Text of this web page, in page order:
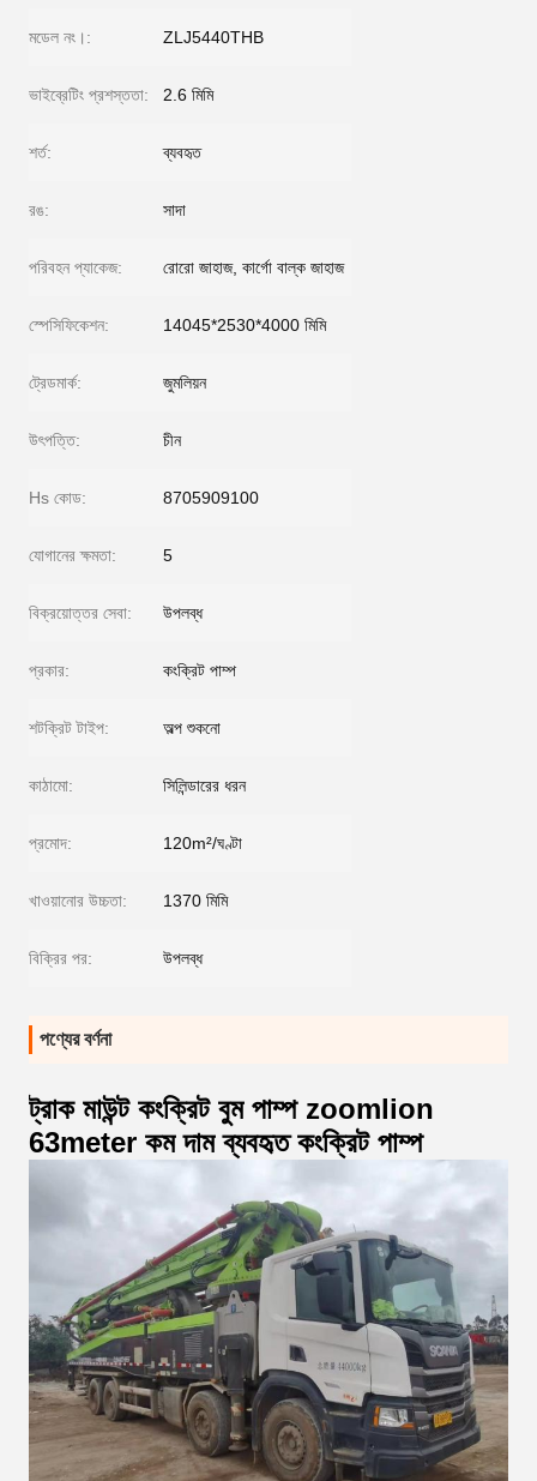
মডেল নং।: ZLJ5440THB
ভাইব্রেটিং প্রশস্ততা: 2.6 মিমি
শর্ত: ব্যবহৃত
রঙ: সাদা
পরিবহন প্যাকেজ: রোরো জাহাজ, কার্গো বাল্ক জাহাজ
স্পেসিফিকেশন: 14045*2530*4000 মিমি
ট্রেডমার্ক: জুমলিয়ন
উৎপত্তি: চীন
Hs কোড: 8705909100
যোগানের ক্ষমতা: 5
বিক্রয়োত্তর সেবা: উপলব্ধ
প্রকার: কংক্রিট পাম্প
শটক্রিট টাইপ: অল্প শুকনো
কাঠামো: সিলিন্ডারের ধরন
প্রমোদ: 120m²/ঘণ্টা
খাওয়ানোর উচ্চতা: 1370 মিমি
বিক্রির পর: উপলব্ধ
পণ্যের বর্ণনা
ট্রাক মাউন্ট কংক্রিট বুম পাম্প zoomlion
63meter কম দাম ব্যবহৃত কংক্রিট পাম্প